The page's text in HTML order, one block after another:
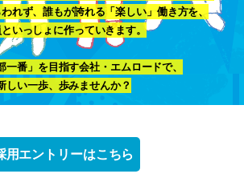
れず、誰もが誇れる「楽しい」働き方を、
いっしょに作っていきます。
一番」を目指す会社・エムロードで、
しい一歩、歩みませんか？
用エントリーはこちら